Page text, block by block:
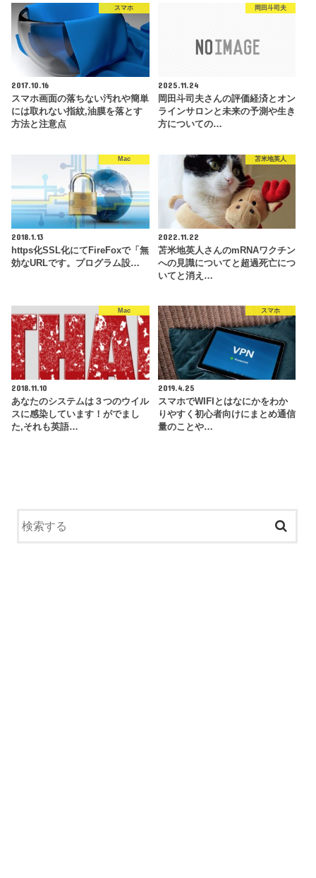
スマホ
2017.10.16
スマホ画面の落ちない汚れや簡単
には取れない指紋,油膜を落とす
方法と注意点
岡田斗司夫
2025.11.24
岡田斗司夫さんの評価経済とオン
ラインサロンと未来の予測や生き
方についての…
Mac
2018.1.13
https化SSL化にてFireFoxで「無
効なURLです。プログラム設…
苫米地英人
2022.11.22
苫米地英人さんのmRNAワクチン
への見識についてと超過死亡につ
いてと消え…
Mac
2018.11.10
あなたのシステムは３つのウイル
スに感染しています！がでまし
た,それも英語…
スマホ
2019.4.25
スマホでWIFIとはなにかをわか
りやすく初心者向けにまとめ通信
量のことや…